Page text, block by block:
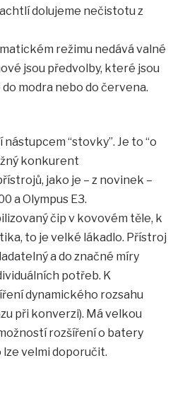
dolujeme nečistotu z
režimu nedává valné
jsou předvolby, které jsou
modra nebo do červena.
“stovky”. Je to “o
konkurent
jako je – z novinek –
a Olympus E3.
čip v kovovém těle, k
to je velké lákadlo. Přístroj
a do značné míry
potřeb. K
dynamického rozsahu
při konverzi). Má velkou
rozšíření o batery
lze velmi doporučit.